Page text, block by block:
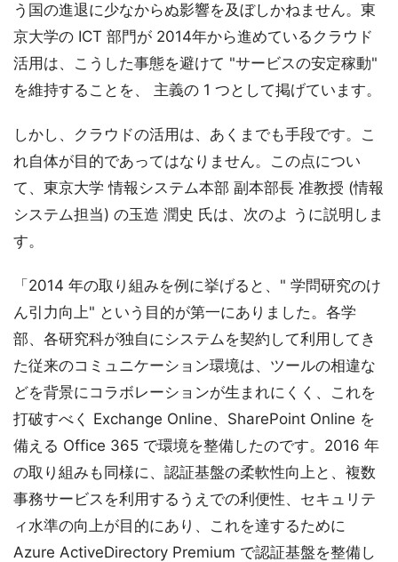
う国の進退に少なからぬ影響を及ぼしかねません。東
京大学の ICT 部門が 2014年から進めているクラウド
活用は、こうした事態を避けて "サービスの安定稼動"
を維持することを、 主義の 1 つとして掲げています。
しかし、クラウドの活用は、あくまでも手段です。こ
れ自体が目的であってはなりません。この点につい
て、東京大学 情報システム本部 副本部長 准教授 (情報
システム担当) の玉造 潤史 氏は、次のよ うに説明しま
す。
「2014 年の取り組みを例に挙げると、" 学問研究のけ
ん引力向上" という目的が第一にありました。各学
部、各研究科が独自にシステムを契約して利用してき
た従来のコミュニケーション環境は、ツールの相違な
どを背景にコラボレーションが生まれにくく、これを
打破すべく Exchange Online、SharePoint Online を
備える Office 365 で環境を整備したのです。2016 年
の取り組みも同様に、認証基盤の柔軟性向上と、複数
事務サービスを利用するうえでの利便性、セキュリテ
ィ水準の向上が目的にあり、これを達するために
Azure ActiveDirectory Premium で認証基盤を整備し